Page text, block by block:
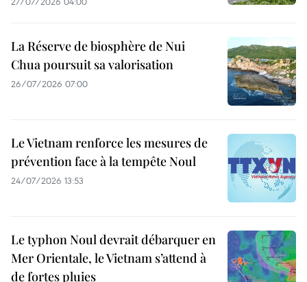
La Réserve de biosphère de Nui
Chua poursuit sa valorisation
26/07/2026 07:00
Le Vietnam renforce les mesures de
prévention face à la tempête Noul
24/07/2026 13:53
Le typhon Noul devrait débarquer en
Mer Orientale, le Vietnam s’attend à
de fortes pluies